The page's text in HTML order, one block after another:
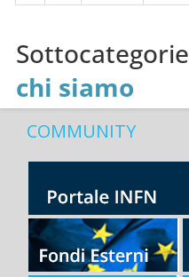
Sottocategorie
chi siamo
COMMUNITY